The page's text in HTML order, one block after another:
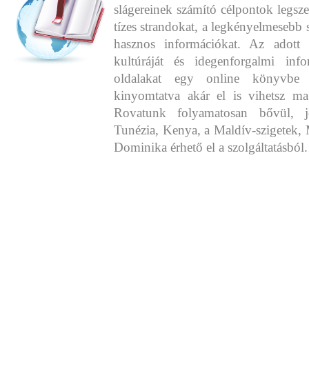
slágereinek számító célpontok
tízes strandokat, a legkényelmesebb
hasznos információkat. Az adott
kultúráját és idegenforgalmi
oldalakat egy online könyvbe
kinyomtatva akár el is vihetsz
Rovatunk folyamatosan bővül,
Tunézia, Kenya, a Maldív-
Dominika érhető el a szolgáltatásból.